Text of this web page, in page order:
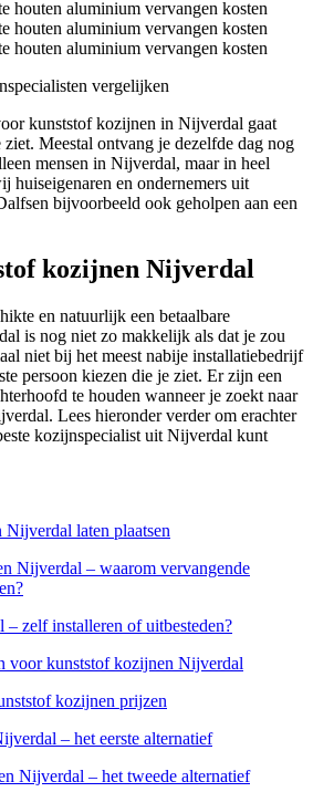
kunststof kozijnen in Nijverdal gaat
Meestal ontvang je dezelfde dag nog
mensen in Nijverdal, maar in heel
huiseigenaren en ondernemers uit
bijvoorbeeld ook geholpen aan een
kozijnen Nijverdal
en natuurlijk een betaalbare
is nog niet zo makkelijk als dat je zou
niet bij het meest nabije installatiebedrijf
persoon kiezen die je ziet. Er zijn een
te houden wanneer je zoekt naar
Lees hieronder verder om erachter
kozijnspecialist uit Nijverdal kunt
laten plaatsen
Nijverdal – waarom vervangende
zelf installeren of uitbesteden?
voor kunststof kozijnen Nijverdal
kozijnen prijzen
– het eerste alternatief
Nijverdal – het tweede alternatief